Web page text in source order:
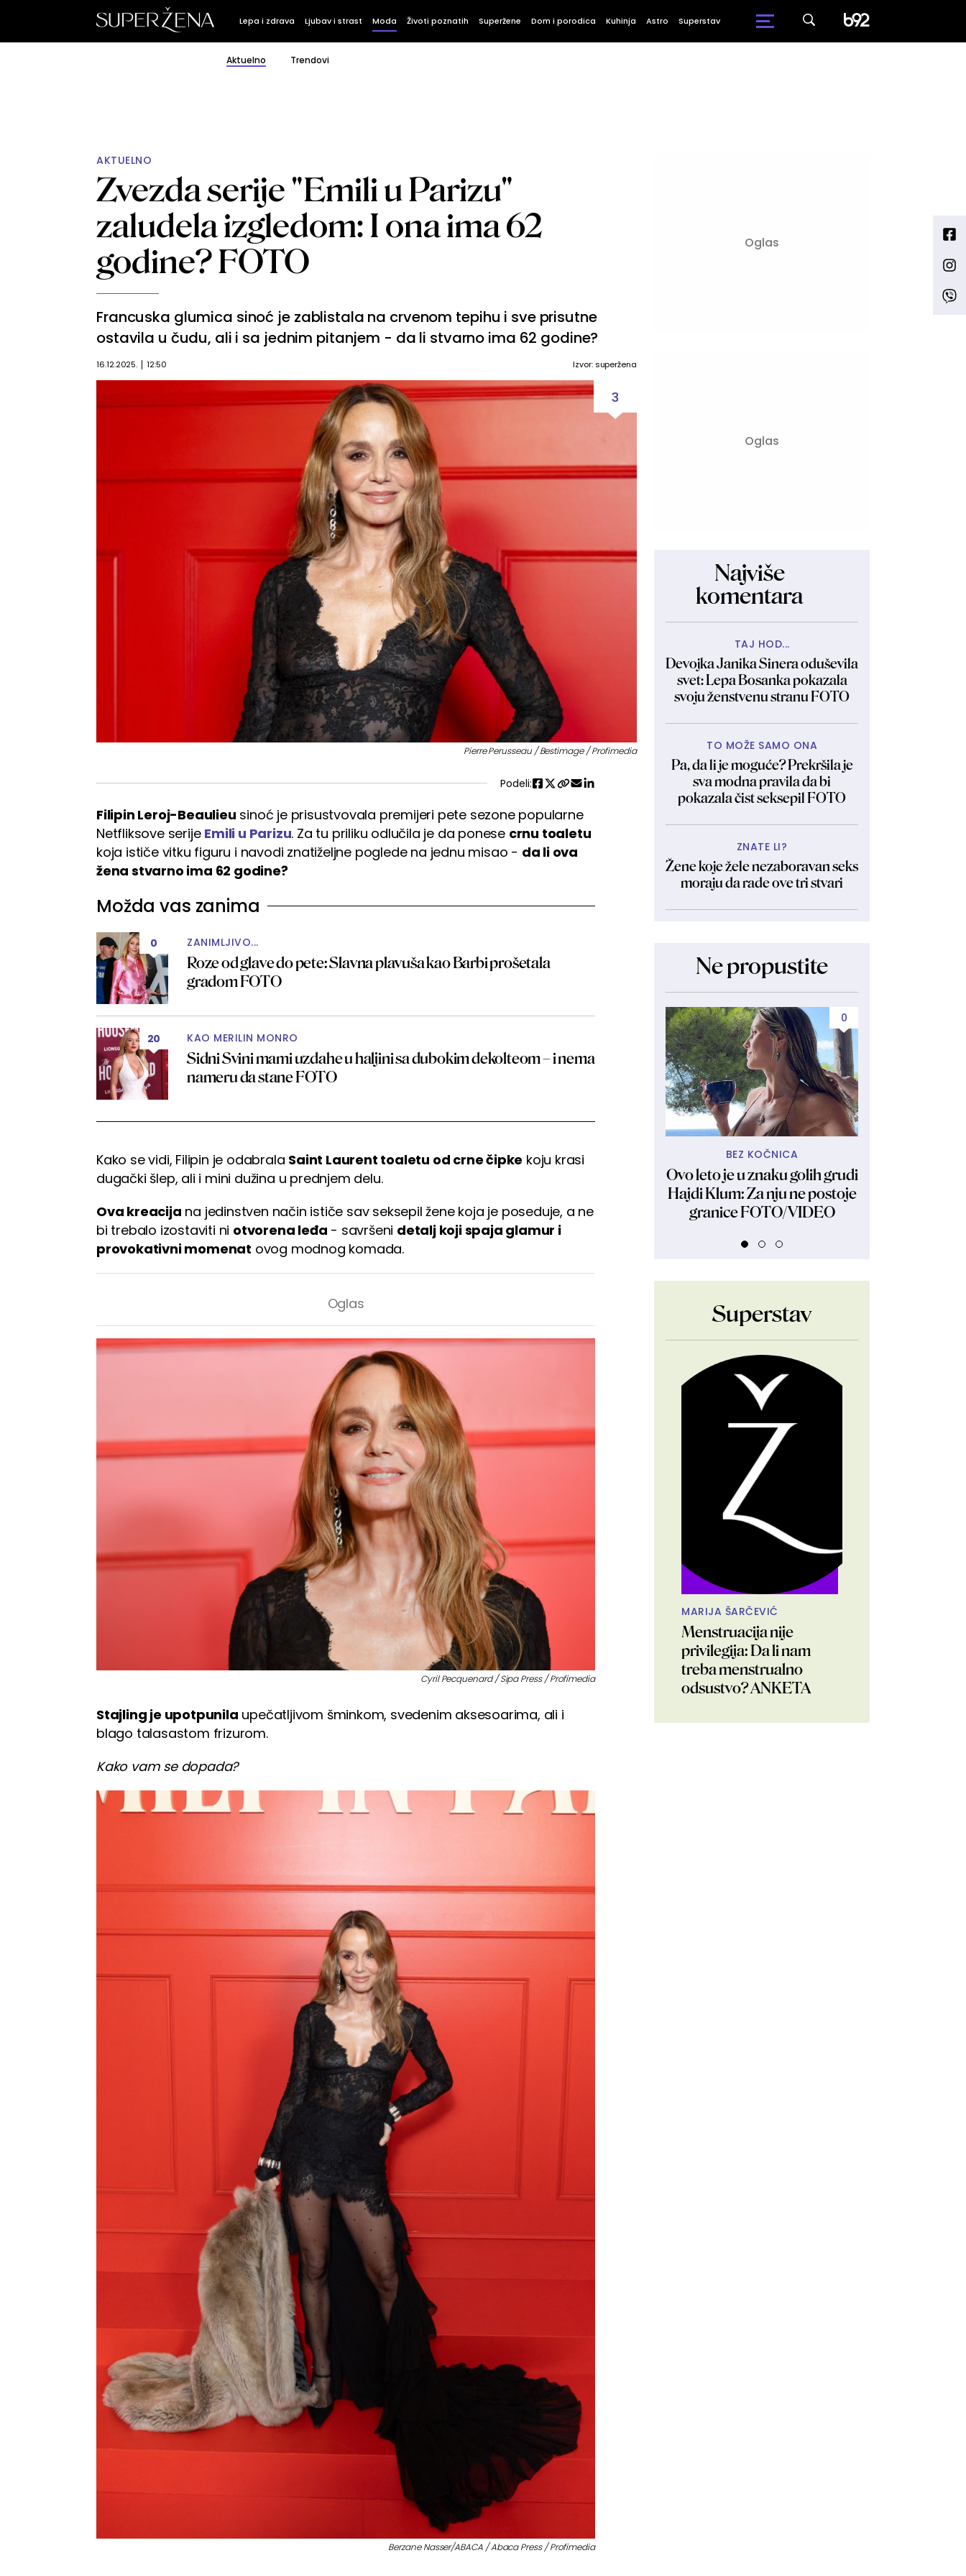
Lepa i zdrava Ljubav i strast Moda Životi poznatih Superžene Dom i porodica Kuhinja Astro Superstav
Aktuelno Trendovi
AKTUELNO
Zvezda serije "Emili u Parizu"
zaludela izgledom: I ona ima 62
godine? FOTO
Francuska glumica sinoć je zablistala na crvenom tepihu i sve prisutne
ostavila u čudu, ali i sa jednim pitanjem - da li stvarno ima 62 godine?
16.12.2025. 12:50 Izvor: superžena
3
Pierre Perusseau / Bestimage / Profimedia
Podeli:
Filipin Leroj-Beaulieu sinoć je prisustvovala premijeri pete sezone popularne
Netfliksove serije Emili u Parizu. Za tu priliku odlučila je da ponese crnu toaletu
koja ističe vitku figuru i navodi znatiželjne poglede na jednu misao - da li ova
žena stvarno ima 62 godine?
Možda vas zanima
0 ZANIMLJIVO...
Roze od glave do pete: Slavna plavuša kao Barbi prošetala
gradom FOTO
20 KAO MERILIN MONRO
Sidni Svini mami uzdahe u haljini sa dubokim dekolteom – i nema
nameru da stane FOTO
Kako se vidi, Filipin je odabrala Saint Laurent toaletu od crne čipke koju krasi
dugački šlep, ali i mini dužina u prednjem delu.
Ova kreacija na jedinstven način ističe sav seksepil žene koja je poseduje, a ne
bi trebalo izostaviti ni otvorena leđa - savršeni detalj koji spaja glamur i
provokativni momenat ovog modnog komada.
Cyril Pecquenard / Sipa Press / Profimedia
Stajling je upotpunila upečatljivom šminkom, svedenim aksesoarima, ali i
blago talasastom frizurom.
Kako vam se dopada?
Berzane Nasser/ABACA / Abaca Press / Profimedia
Najviše
komentara
TAJ HOD...
Devojka Janika Sinera oduševila
svet: Lepa Bosanka pokazala
svoju ženstvenu stranu FOTO
TO MOŽE SAMO ONA
Pa, da li je moguće? Prekršila je
sva modna pravila da bi
pokazala čist seksepil FOTO
ZNATE LI?
Žene koje žele nezaboravan seks
moraju da rade ove tri stvari
Ne propustite
0
BEZ KOČNICA
Ovo leto je u znaku golih grudi
Hajdi Klum: Za nju ne postoje
granice FOTO/VIDEO
Superstav
MARIJA ŠARČEVIĆ
Menstruacija nije
privilegija: Da li nam
treba menstrualno
odsustvo? ANKETA